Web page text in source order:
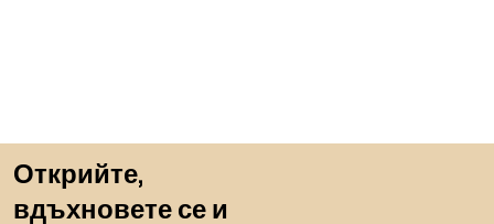
Открийте,
вдъхновете се и